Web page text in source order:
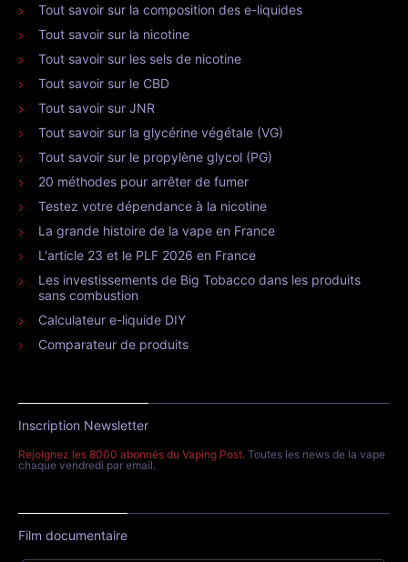
Tout savoir sur la composition des e-liquides
Tout savoir sur la nicotine
Tout savoir sur les sels de nicotine
Tout savoir sur le CBD
Tout savoir sur JNR
Tout savoir sur la glycérine végétale (VG)
Tout savoir sur le propylène glycol (PG)
20 méthodes pour arrêter de fumer
Testez votre dépendance à la nicotine
La grande histoire de la vape en France
L'article 23 et le PLF 2026 en France
Les investissements de Big Tobacco dans les produits
sans combustion
Calculateur e-liquide DIY
Comparateur de produits
Inscription Newsletter
Rejoignez les 8000 abonnés du Vaping Post. Toutes les news de la vape
chaque vendredi par email.
Film documentaire